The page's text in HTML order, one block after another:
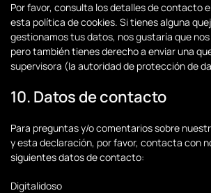
Por favor, consulta los detalles de contacto
esta política de cookies. Si tienes alguna
gestionamos tus datos, nos gustaría que nos
pero también tienes derecho a enviar una
supervisora (la autoridad de protección de
10. Datos de contacto
Para preguntas y/o comentarios sobre
y esta declaración, por favor, contacta con
siguientes datos de contacto:
Digitalidoso